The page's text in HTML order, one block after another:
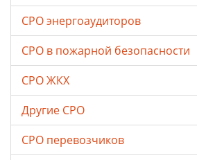
СРО энергоаудиторов
СРО в пожарной безопасности
СРО ЖКХ
Другие СРО
СРО перевозчиков